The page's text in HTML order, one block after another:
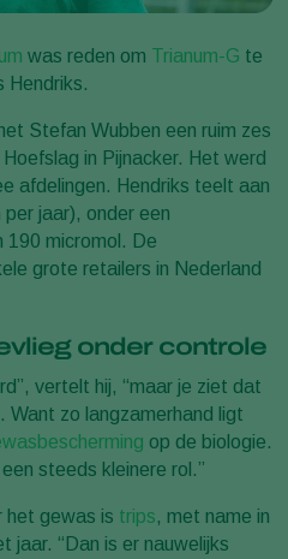
was reden om Trianum-G te
Hendriks.
Stefan Wubben een ruim zes
in Pijnacker. Het werd
afdelingen. Hendriks teelt aan
jaar), onder een
190 micromol. De
grote retailers in Nederland
onder controle
vertelt hij, “maar je ziet dat
Want zo langzamerhand ligt
op de biologie.
steeds kleinere rol.”
het gewas is trips, met name in
jaar. “Dan is er nauwelijks